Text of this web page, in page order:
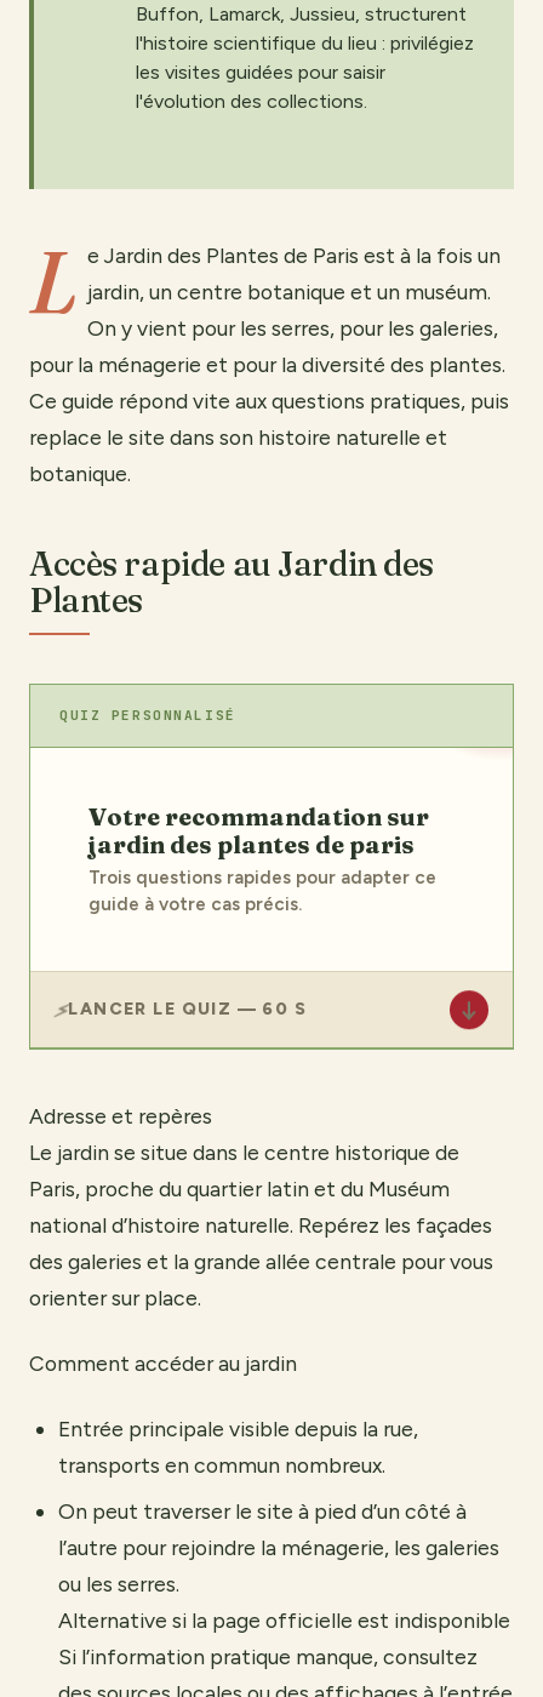
Buffon, Lamarck, Jussieu, structurent
l'histoire scientifique du lieu : privilégiez
les visites guidées pour saisir
l'évolution des collections.
L e Jardin des Plantes de Paris est à la fois un
jardin, un centre botanique et un muséum.
On y vient pour les serres, pour les galeries,
pour la ménagerie et pour la diversité des plantes.
Ce guide répond vite aux questions pratiques, puis
replace le site dans son histoire naturelle et
botanique.
Accès rapide au Jardin des
Plantes
QUIZ PERSONNALISÉ
Votre recommandation sur
jardin des plantes de paris
Trois questions rapides pour adapter ce
guide à votre cas précis.
LANCER LE QUIZ — 60 S ↓
Adresse et repères
Le jardin se situe dans le centre historique de
Paris, proche du quartier latin et du Muséum
national d’histoire naturelle. Repérez les façades
des galeries et la grande allée centrale pour vous
orienter sur place.
Comment accéder au jardin
Entrée principale visible depuis la rue,
transports en commun nombreux.
On peut traverser le site à pied d’un côté à
l’autre pour rejoindre la ménagerie, les galeries
ou les serres.
Alternative si la page officielle est indisponible
Si l’information pratique manque, consultez